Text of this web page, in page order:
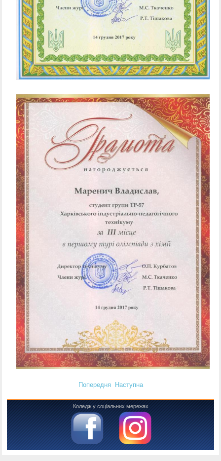
Попередня Наступна
Коледж у соціальних мережах